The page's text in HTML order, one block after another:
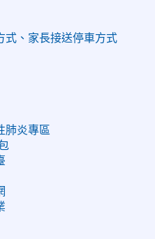
式、家長接送停車方式
肺炎專區